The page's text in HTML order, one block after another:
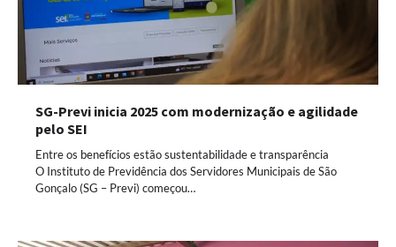
SG-Previ inicia 2025 com modernização e agilidade
pelo SEI
Entre os benefícios estão sustentabilidade e transparência
O Instituto de Previdência dos Servidores Municipais de São
Gonçalo (SG – Previ) começou…